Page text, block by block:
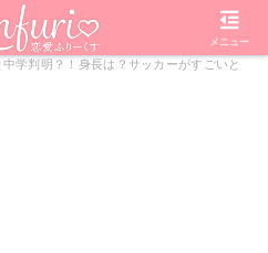
ョー
今日好きになりました
学判明？！身長は？サッカーがすごいと
メニュー